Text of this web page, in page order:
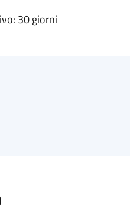
30 giorni